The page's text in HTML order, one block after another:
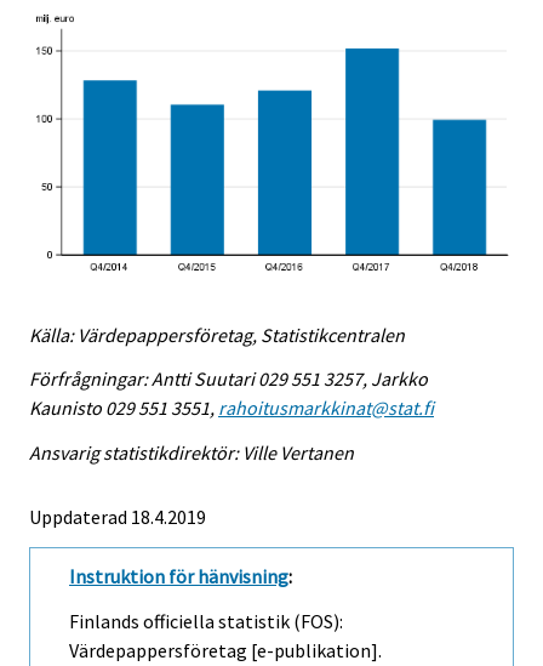
Källa: Värdepappersföretag, Statistikcentralen
Förfrågningar: Antti Suutari 029 551 3257, Jarkko
Kaunisto 029 551 3551, rahoitusmarkkinat@stat.fi
Ansvarig statistikdirektör: Ville Vertanen
Uppdaterad 18.4.2019
Instruktion för hänvisning:
Finlands officiella statistik (FOS):
Värdepappersföretag [e-publikation].